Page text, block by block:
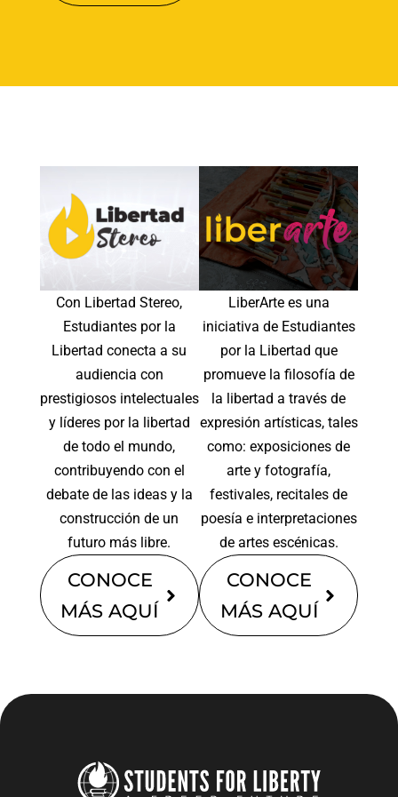
Con Libertad Stereo,
Estudiantes por la
Libertad conecta a su
audiencia con
prestigiosos intelectuales
y líderes por la libertad
de todo el mundo,
contribuyendo con el
debate de las ideas y la
construcción de un
futuro más libre.
CONOCE
MÁS AQUÍ
LiberArte es una
iniciativa de Estudiantes
por la Libertad que
promueve la filosofía de
la libertad a través de
expresión artísticas, tales
como: exposiciones de
arte y fotografía,
festivales, recitales de
poesía e interpretaciones
de artes escénicas.
CONOCE
MÁS AQUÍ